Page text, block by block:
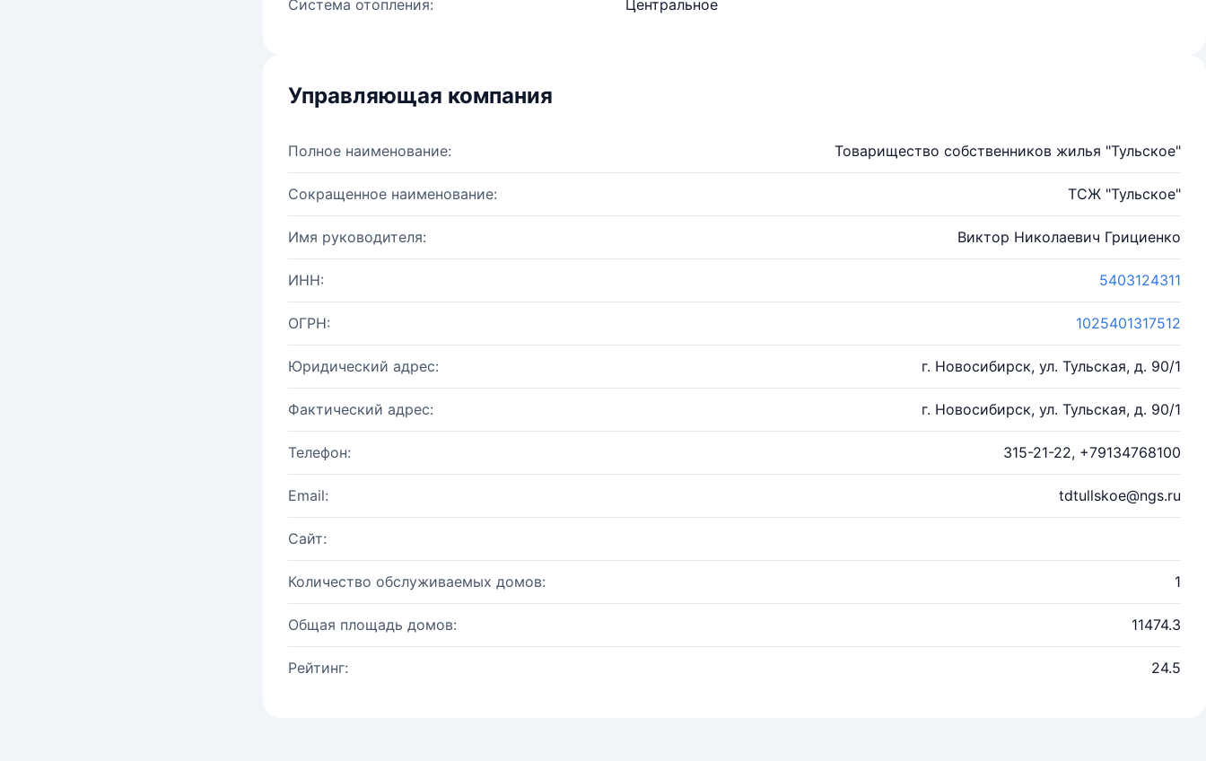
Система отопления: Центральное
Управляющая компания
Полное наименование: Товарищество собственников жилья "Тульское"
Сокращенное наименование: ТСЖ "Тульское"
Имя руководителя: Виктор Николаевич Грициенко
ИНН: 5403124311
ОГРН: 1025401317512
Юридический адрес: г. Новосибирск, ул. Тульская, д. 90/1
Фактический адрес: г. Новосибирск, ул. Тульская, д. 90/1
Телефон: 315-21-22, +79134768100
Email: tdtullskoe@ngs.ru
Сайт:
Количество обслуживаемых домов: 1
Общая площадь домов: 11474.3
Рейтинг: 24.5